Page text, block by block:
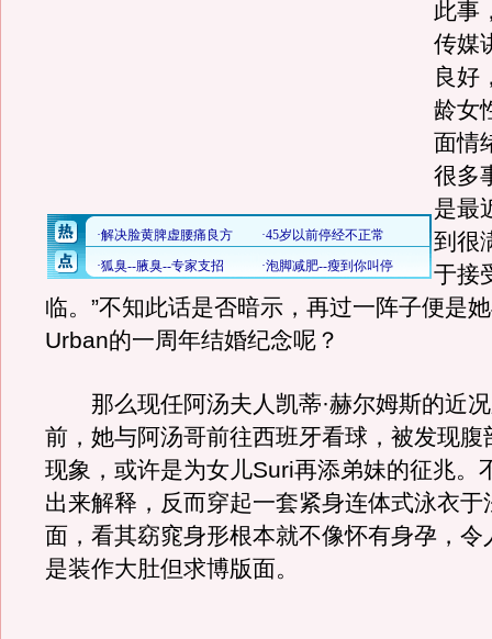
此事
传媒
良好
龄女
面情
很多
是最
到很
于接
临。”不知此话是否暗示，再过一阵子便是
Urban的一周年结婚纪念呢？
那么现任阿汤夫人凯蒂·赫尔姆斯的近况
前，她与阿汤哥前往西班牙看球，被发现腹
现象，或许是为女儿Suri再添弟妹的征兆。
出来解释，反而穿起一套紧身连体式泳衣于
面，看其窈窕身形根本就不像怀有身孕，令
是装作大肚但求博版面。